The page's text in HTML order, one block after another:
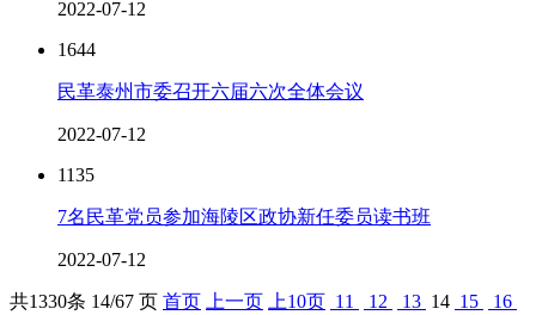
2022-07-12
1644
民革泰州市委召开六届六次全体会议
2022-07-12
1135
7名民革党员参加海陵区政协新任委员读书班
2022-07-12
共1330条 14/67 页 首页 上一页 上10页 11 12 13 14 15
16